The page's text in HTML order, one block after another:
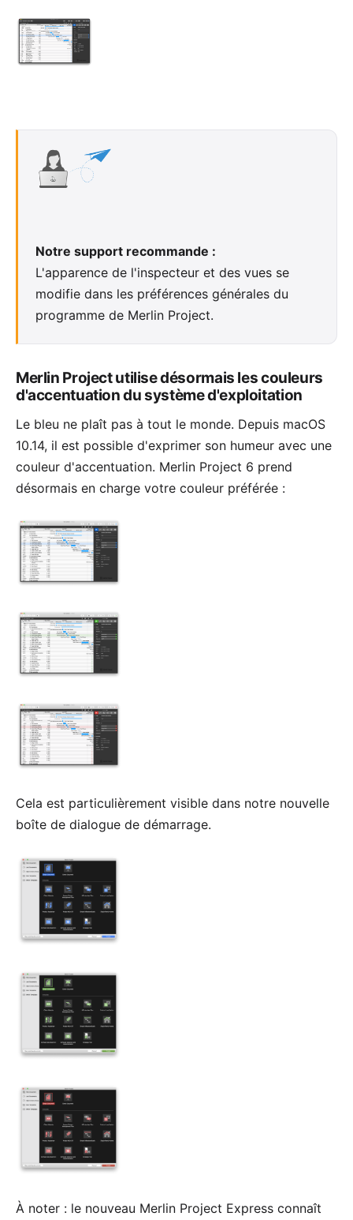
Notre support recommande :
L'apparence de l'inspecteur et des vues se
modifie dans les préférences générales du
programme de Merlin Project.
Merlin Project utilise désormais les couleurs
d'accentuation du système d'exploitation
Le bleu ne plaît pas à tout le monde. Depuis macOS
10.14, il est possible d'exprimer son humeur avec une
couleur d'accentuation. Merlin Project 6 prend
désormais en charge votre couleur préférée :
Cela est particulièrement visible dans notre nouvelle
boîte de dialogue de démarrage.
À noter : le nouveau Merlin Project Express connaît